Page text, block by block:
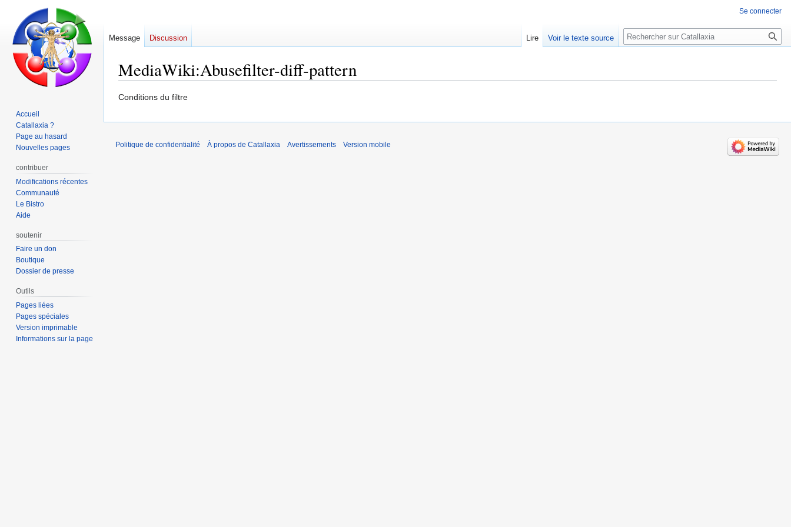
MediaWiki:Abusefilter-diff-pattern
Aller
la
Aller
la
Conditions du filtre
Se connecter
Message Discussion Lire Voir le texte source Rechercher
Accueil
Catallaxia ?
Page au hasard
Nouvelles pages
contribuer
Modifications récentes
Communauté
Le Bistro
Aide
soutenir
Faire un don
Boutique
Dossier de presse
Outils
Pages liées
Pages spéciales
Version imprimable
Informations sur la page
Politique de confidentialité À propos de Catallaxia Avertissements Version mobile